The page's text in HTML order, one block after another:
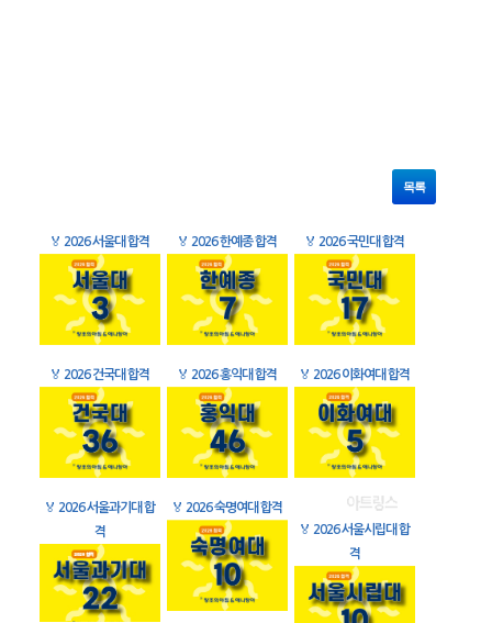
목록
🏅 2026 서울대 합격 🏅 2026 한예종 합격 🏅 2026 국민대 합격
🏅 2026 건국대 합격 🏅 2026 홍익대 합격 🏅 2026 이화여대 합격
🏅 2026 서울과기대 합
격
🏅 2026 숙명여대 합격
🏅 2026 서울시립대 합
격